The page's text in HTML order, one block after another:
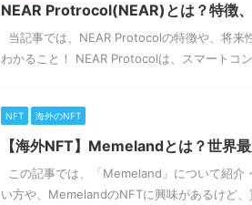
NEAR Protrocol(NEAR)とは？特徴
当記事では、NEAR Protocolの特徴や、将
わかること！ NEAR Protocolは、スマートコ
NFT 海外のNFT
【海外NFT】Memelandとは？世界
この記事では、「Memeland」について紹介
い方や、MemelandのNFTに興味があるけど